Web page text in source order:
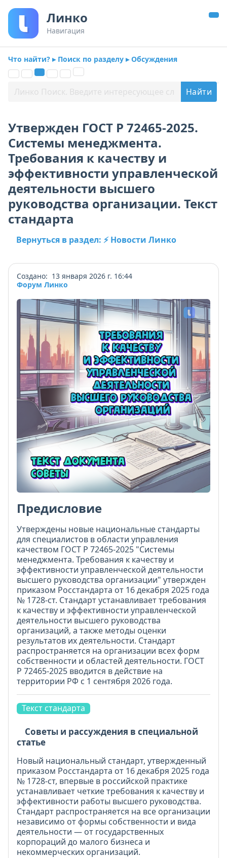
Линко
Навигация
Что найти? ▸ Поиск по разделу ▸ Обсуждения
Утвержден ГОСТ Р 72465-2025.
Системы менеджмента.
Требования к качеству и
эффективности управленческой
деятельности высшего
руководства организации. Текст
стандарта
Вернуться в раздел: ⚡ Новости Линко
Создано: 13 января 2026 г. 16:44
Форум Линко
Предисловие
Утверждены новые национальные стандарты
для специалистов в области управления
качеством ГОСТ Р 72465-2025 "Системы
менеджмента. Требования к качеству и
эффективности управленческой деятельности
высшего руководства организации" утвержден
приказом Росстандарта от 16 декабря 2025 года
№ 1728-ст. Стандарт устанавливает требования
к качеству и эффективности управленческой
деятельности высшего руководства
организаций, а также методы оценки
результатов их деятельности. Стандарт
распространяется на организации всех форм
собственности и областей деятельности. ГОСТ
Р 72465-2025 вводится в действие на
территории РФ с 1 сентября 2026 года.
Текст стандарта
Советы и рассуждения в специальной
статье
Новый национальный стандарт, утвержденный
приказом Росстандарта от 16 декабря 2025 года
№ 1728-ст, впервые в российской практике
устанавливает четкие требования к качеству и
эффективности работы высшего руководства.
Стандарт распространяется на все организации
независимо от формы собственности и вида
деятельности — от государственных
корпораций до малого бизнеса и
некоммерческих организаций.